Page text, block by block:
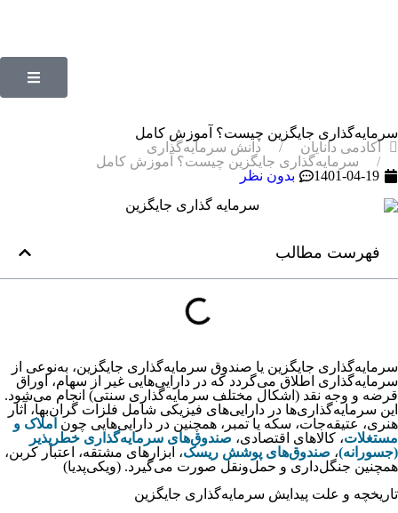
سرمایه‌گذاری‌ جایگزین چیست؟ آموزش کامل
آکادمی دانایان
دانش سرمایه‌گذاری
سرمایه‌گذاری‌ جایگزین چیست؟ آموزش کامل
1401-04-19
بدون نظر
فهرست مطالب
سرمایه‌گذاری جایگزین یا صندوق سرمایه‌گذاری جایگزین، به‌نوعی از
سرمایه‌گذاری اطلاق می‌گردد که در دارایی‌هایی غیر از سهام، اوراق
قرضه و وجه نقد (اشکال مختلف سرمایه‌گذاری سنتی) انجام می‌شود.
این سرمایه‌گذاری‌ها در دارایی‌های فیزیکی شامل فلزات گران‌بها، آثار
هنری، عتیقه‌جات، سکه یا تمبر، همچنین در دارایی‌هایی چون املاک و
مستغلات، کالاهای اقتصادی، صندوق‌های سرمایه‌گذاری خطرپذیر
(جسورانه)، صندوق‌های پوشش ریسک، ابزارهای مشتقه، اعتبار کربن،
همچنین جنگل‌داری و حمل‌ونقل صورت می‌گیرد. (ویکی‌پدیا)
تاریخچه و علت پیدایش سرمایه‌گذاری‌ جایگزین